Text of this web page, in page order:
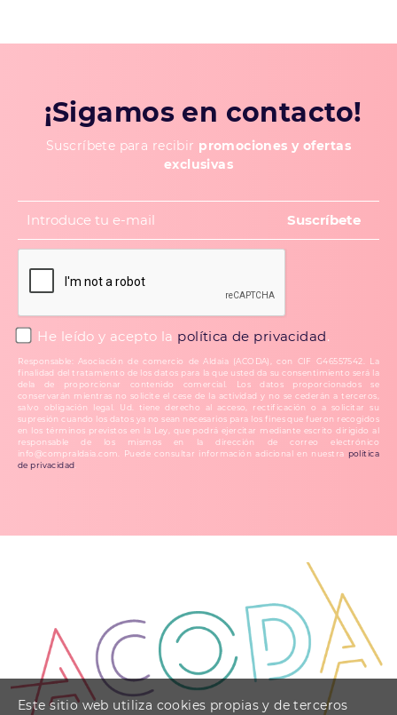
¡Sigamos en contacto!
Suscríbete para recibir promociones y ofertas
exclusivas
He leído y acepto la política de privacidad.
Responsable: Asociación de comercio de Aldaia (ACODA), con CIF G46557542. La
finalidad del tratamiento de los datos para la que usted da su consentimiento será la
dela de proporcionar contenido comercial. Los datos proporcionados se
conservarán mientras no solicite el cese de la actividad y no se cederán a terceros,
salvo obligación legal. Ud. tiene derecho al acceso, rectificación o a solicitar su
supresión cuando los datos ya no sean necesarios para los fines que fueron recogidos
en los términos previstos en la Ley, que podrá ejercitar mediante escrito dirigido al
responsable de los mismos en la dirección de correo electrónico
info@compraldaia.com. Puede consultar información adicional en nuestra política
de privacidad
Este sitio web utiliza cookies propias y de terceros